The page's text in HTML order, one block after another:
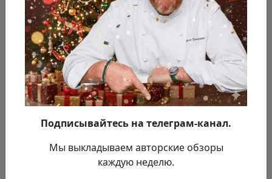
Подписывайтесь на телеграм-канал.
Мы выкладываем авторские обзоры
каждую неделю.